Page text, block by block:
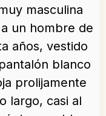
masculina
un hombre de
años, vestido
blanco
prolijamente
largo, casi al